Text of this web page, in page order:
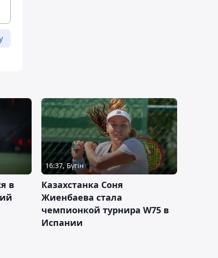
в
16:37, Бүгін
Казахстанка Соня
Жиенбаева стала
чемпионкой турнира W75 в
Испании